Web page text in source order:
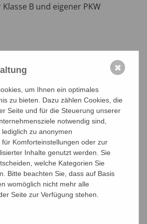
B und eigener PKW
und Berufserfahrung, € 2.759,-
,Diäten und Unterkunft frei
zur Überbezahlung
(4 Tage Woche oder Dekadenarbeit)
kollegiales Betriebsklima, in dem
großgeschrieben wird
Mitarbeiter
deine aussagekräftigen
mit Lebenslauf und Foto! Wir
dich kennen zu lernen.
9, 4840 Vöcklabruck
um Ihnen ein optimales
zu bieten. Dazu zählen Cookies, die
Seite und für die Steuerung unserer
notwendig sind,
zu anonymen
für Komforteinstellungen oder zur
Inhalte genutzt werden. Sie
welche Kategorien Sie
Bitte beachten Sie, dass auf Basis
womöglich nicht mehr alle
Seite zur Verfügung stehen.
✖